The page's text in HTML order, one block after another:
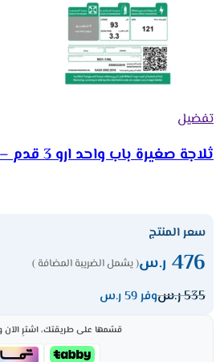
تفضيل
ثلاجة صغيرة باب واحد ارو 3 قدم – أبيض Ro1-139l
سعر المنتج
476 ر.س( يشمل الضريبة المضافة )
535ر.سوفر 59 ر.س
قسّمها على طريقتك، اشترِ الآن